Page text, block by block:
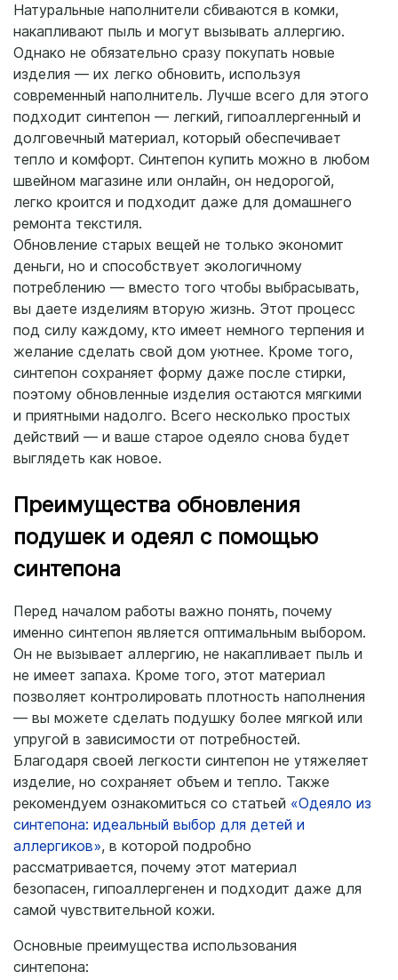
Натуральные наполнители сбиваются в комки,
накапливают пыль и могут вызывать аллергию.
Однако не обязательно сразу покупать новые
изделия — их легко обновить, используя
современный наполнитель. Лучше всего для этого
подходит синтепон — легкий, гипоаллергенный и
долговечный материал, который обеспечивает
тепло и комфорт. Синтепон купить можно в любом
швейном магазине или онлайн, он недорогой,
легко кроится и подходит даже для домашнего
ремонта текстиля.
Обновление старых вещей не только экономит
деньги, но и способствует экологичному
потреблению — вместо того чтобы выбрасывать,
вы даете изделиям вторую жизнь. Этот процесс
под силу каждому, кто имеет немного терпения и
желание сделать свой дом уютнее. Кроме того,
синтепон сохраняет форму даже после стирки,
поэтому обновленные изделия остаются мягкими
и приятными надолго. Всего несколько простых
действий — и ваше старое одеяло снова будет
выглядеть как новое.
Преимущества обновления
подушек и одеял с помощью
синтепона
Перед началом работы важно понять, почему
именно синтепон является оптимальным выбором.
Он не вызывает аллергию, не накапливает пыль и
не имеет запаха. Кроме того, этот материал
позволяет контролировать плотность наполнения
— вы можете сделать подушку более мягкой или
упругой в зависимости от потребностей.
Благодаря своей легкости синтепон не утяжеляет
изделие, но сохраняет объем и тепло. Также
рекомендуем ознакомиться со статьей «Одеяло из
синтепона: идеальный выбор для детей и
аллергиков», в которой подробно
рассматривается, почему этот материал
безопасен, гипоаллергенен и подходит даже для
самой чувствительной кожи.
Основные преимущества использования
синтепона: